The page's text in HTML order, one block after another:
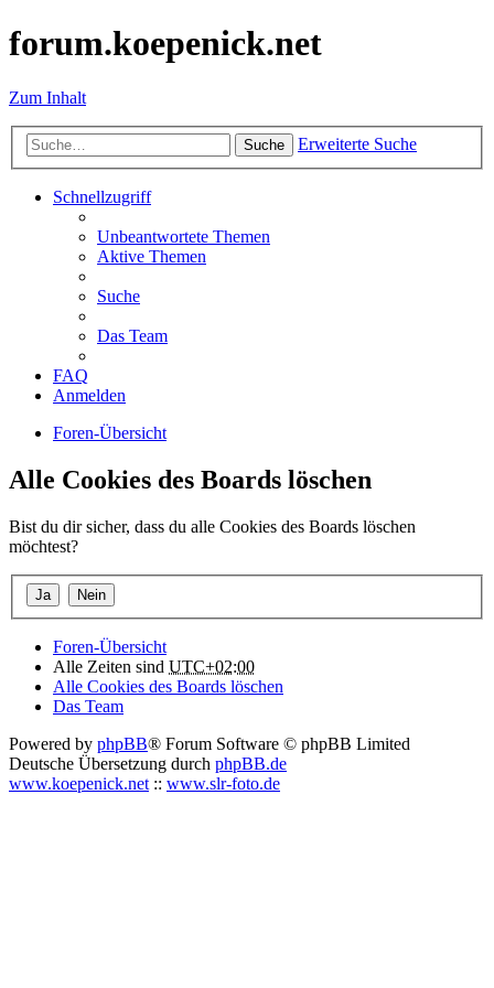
forum.koepenick.net
Zum Inhalt
Suche Erweiterte Suche
Schnellzugriff
Unbeantwortete Themen
Aktive Themen
Suche
Das Team
FAQ
Anmelden
Foren-Übersicht
Alle Cookies des Boards löschen
Bist du dir sicher, dass du alle Cookies des Boards löschen
möchtest?
Foren-Übersicht
Alle Zeiten sind UTC+02:00
Alle Cookies des Boards löschen
Das Team
Powered by phpBB® Forum Software © phpBB Limited
Deutsche Übersetzung durch phpBB.de
www.koepenick.net :: www.slr-foto.de